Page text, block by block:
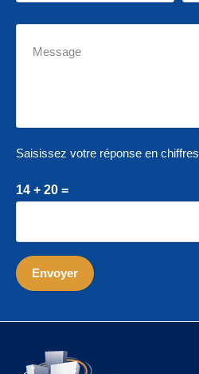
Saisissez votre réponse en chiffres
14 + 20 =